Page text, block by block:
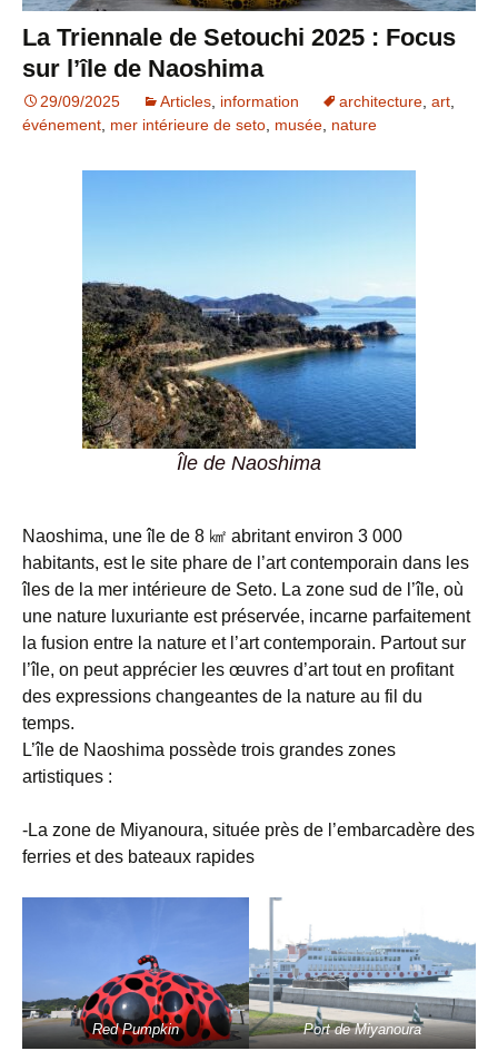
La Triennale de Setouchi 2025 : Focus
sur l’île de Naoshima
29/09/2025 Articles, information architecture, art,
événement, mer intérieure de seto, musée, nature
Île de Naoshima
Naoshima, une île de 8 ㎢ abritant environ 3 000
habitants, est le site phare de l’art contemporain dans les
îles de la mer intérieure de Seto. La zone sud de l’île, où
une nature luxuriante est préservée, incarne parfaitement
la fusion entre la nature et l’art contemporain. Partout sur
l’île, on peut apprécier les œuvres d’art tout en profitant
des expressions changeantes de la nature au fil du
temps.
L’île de Naoshima possède trois grandes zones
artistiques :
-La zone de Miyanoura, située près de l’embarcadère des
ferries et des bateaux rapides
Red Pumpkin Port de Miyanoura